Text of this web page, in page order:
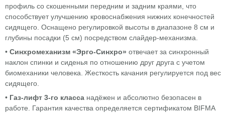
профиль со скошенными передним и задним краями, что
способствует улучшению кровоснабжения нижних конечностей
сидящего. Оснащено регулировкой высоты в диапазоне 8 см и
глубины посадки (5 см) посредством слайдер-механизма.
• Синхромеханизм «Эрго-Синхро» отвечает за синхронный
наклон спинки и сиденья по отношению друг друга с учетом
биомеханики человека. Жесткость качания регулируется под вес
сидящего.
• Газ-лифт 3-го класса надёжен и абсолютно безопасен в
работе. Гарантия качества определяется сертификатом BIFMA